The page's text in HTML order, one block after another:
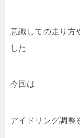
意識しての走り方
した
今回は
アイドリング調整